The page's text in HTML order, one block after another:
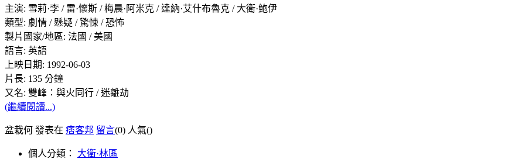
主演: 雪莉·李 / 雷·懷斯 / 梅晨·阿米克 / 達納·艾什布魯克 / 大衛·鮑伊
類型: 劇情 / 懸疑 / 驚悚 / 恐怖
製片國家/地區: 法國 / 美國
語言: 英語
上映日期: 1992-06-03
片長: 135 分鐘
又名: 雙峰：與火同行 / 迷離劫
(繼續閱讀...)
盆栽何 發表在 痞客邦 留言(0) 人氣()
個人分類： 大衛·林區